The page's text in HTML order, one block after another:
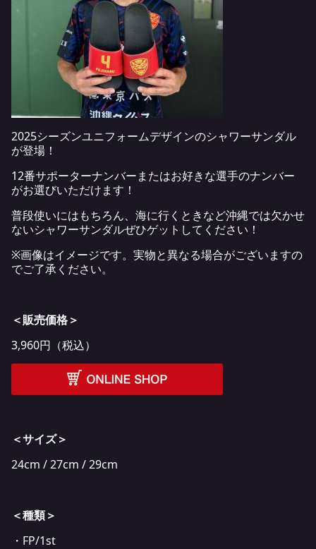
2025シーズンユニフォームデザインのシャワーサンダル
が登場！
12番サポーターナンバーまたはお好きな選手のナンバー
がお選びいただけます！
普段使いにはもちろん、海に行くときなど沖縄では欠かせ
ないシャワーサンダルぜひゲットしてください！
※画像はイメージです。実物と異なる場合がございますの
でご了承ください。
＜販売価格＞
3,960円（税込）
＜サイズ＞
24cm / 27cm / 29cm
＜種類＞
・FP/1st